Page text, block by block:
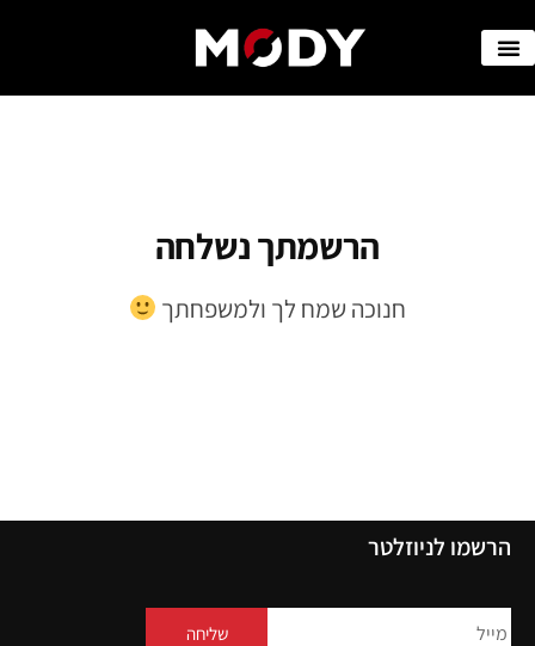
הרשמתך נשלחה
חנוכה שמח לך ולמשפחתך
הרשמו לניוזלטר
שליחה